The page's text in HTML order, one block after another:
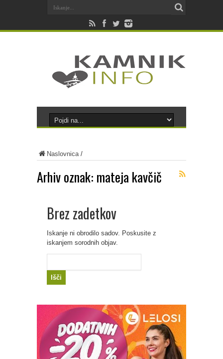
Naslovnica/
Arhiv oznak: mateja kavčič
Brez zadetkov
Iskanje ni obrodilo sadov. Poskusite z
iskanjem sorodnih objav.